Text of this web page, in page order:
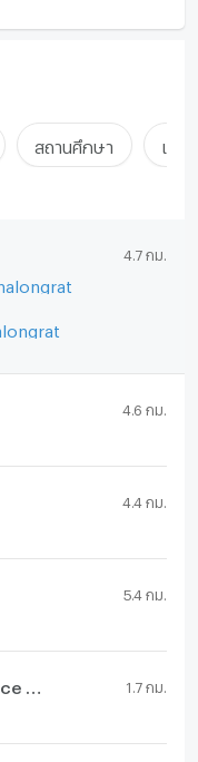
สถานศึกษา แหล่
4.7 กม.
4.6 กม.
4.4 กม.
5.4 กม.
1.7 กม.